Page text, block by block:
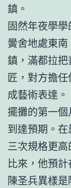
鎮。
固然年夜學
黌舍地處東
鎮，滿都拉
匠，對方擔
成藝術表達。
擺攤的第一
到達預期。
三次規格更
比來，他預
陳圣兵異樣